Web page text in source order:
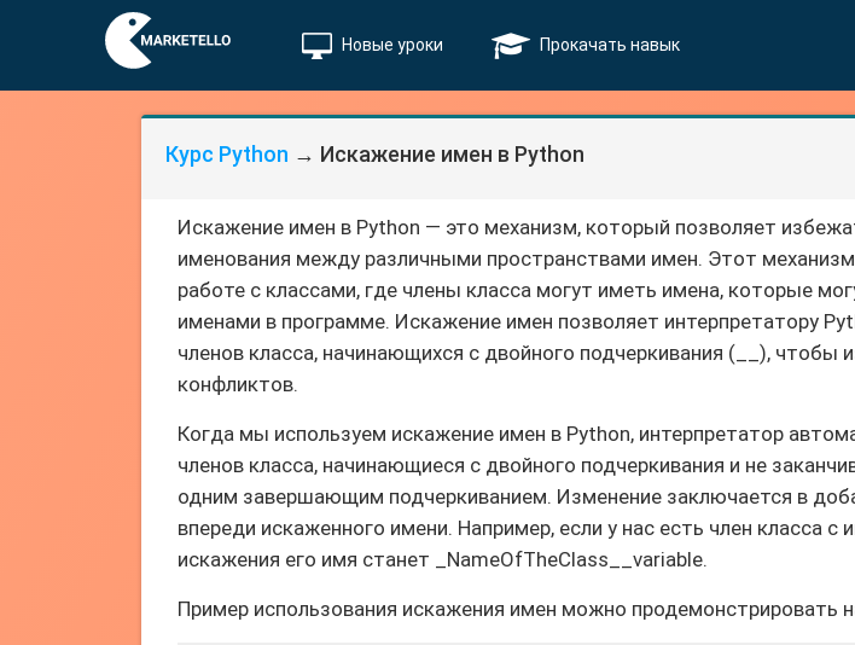
Новые уроки Прокачать навык
Курс Python → Искажение имен в Python
Искажение имен в Python — это механизм, который позволяет
именования между различными пространствами имен. Этот
работе с классами, где члены класса могут иметь имена, которые
именами в программе. Искажение имен позволяет интерпретатору
членов класса, начинающихся с двойного подчеркивания (__), чтобы
конфликтов.
Когда мы используем искажение имен в Python, интерпретатор
членов класса, начинающиеся с двойного подчеркивания и не
одним завершающим подчеркиванием. Изменение заключается в
впереди искаженного имени. Например, если у нас есть член класса с
искажения его имя станет _NameOfTheClass__variable.
Пример использования искажения имен можно продемонстрировать